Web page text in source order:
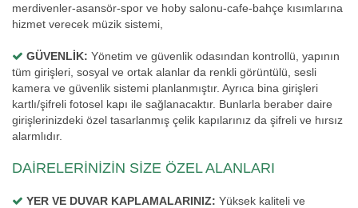
merdivenler-asansör-spor ve hoby salonu-cafe-bahçe kısımlarına
hizmet verecek müzik sistemi,
GÜVENLİK: Yönetim ve güvenlik odasından kontrollü, yapının
tüm girişleri, sosyal ve ortak alanlar da renkli görüntülü, sesli
kamera ve güvenlik sistemi planlanmıştır. Ayrıca bina girişleri
kartlı/şifreli fotosel kapı ile sağlanacaktır. Bunlarla beraber daire
girişlerinizdeki özel tasarlanmış çelik kapılarınız da şifreli ve hırsız
alarmlıdır.
DAİRELERİNİZİN SİZE ÖZEL ALANLARI
YER VE DUVAR KAPLAMALARINIZ: Yüksek kaliteli ve